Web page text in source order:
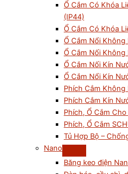
Ổ Cắm Có Khóa
(IP44)
Ổ Cắm Có Khóa
Ổ Cắm Nổi Không
Ổ Cắm Nối Không
Ổ Cắm Nối Kín
Ổ Cắm Nổi Kín
Phích Cắm Không
Phích Cắm Kín
Phích, Ổ Cắm
Phích, Ổ Cắm
Tủ Hợp Bộ –
Nano
Băng keo điện